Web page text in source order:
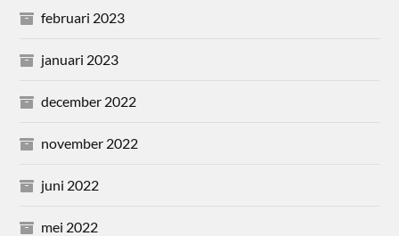
februari 2023
januari 2023
december 2022
november 2022
juni 2022
mei 2022